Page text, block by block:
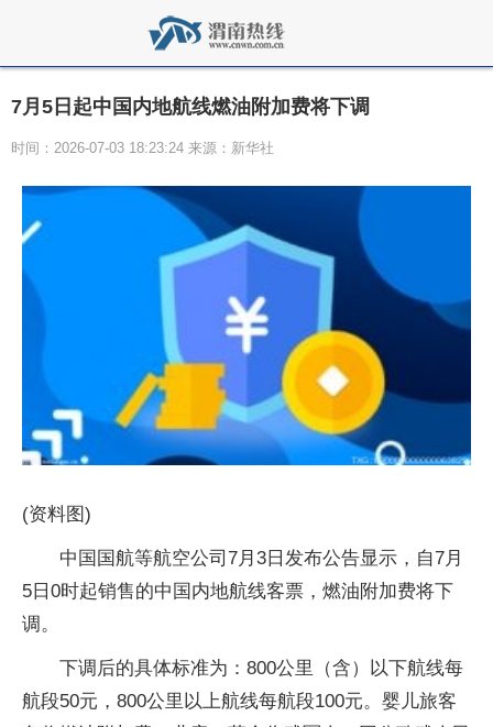
7月5日起中国内地航线燃油附加费将下调
时间：2026-07-03 18:23:24 来源：新华社
(资料图)
中国国航等航空公司7月3日发布公告显示，自7月
5日0时起销售的中国内地航线客票，燃油附加费将下
调。
下调后的具体标准为：800公里（含）以下航线每
航段50元，800公里以上航线每航段100元。婴儿旅客